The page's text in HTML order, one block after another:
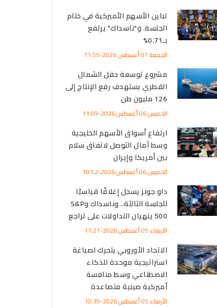
تباين الأسهم الأميركية في ختام
الجلسة. و"ناسداك" يرتفع
بـ0.71%
الجمعة 07 أغسطس 2026-11:55
مشروع توسعة حقل الشمال
القطري يستهدف رفع الإنتاج إلى
126 مليون طن
الخميس 06 أغسطس 2026-11:09
ارتفاع أسواق الأسهم الخليجية
وسط آمال التوصل لاتفاق سلام
بين أمريكا وإيران
الخميس 06 أغسطس 2026-10:52
داو جونز يسجل إغلاقًا قياسيًا
للجلسة الثالثة.. وناسداك وS&P
500 ينهيان التداولات على تراجع
الأربعاء 05 أغسطس 2026-11:21
الاتحاد الأوروبي يتحرك لصياغة
استراتيجية موحدة للذكاء
الاصطناعي وسط منافسة
أميركية صينية متصاعدة
الأربعاء 05 أغسطس 2026-10:39